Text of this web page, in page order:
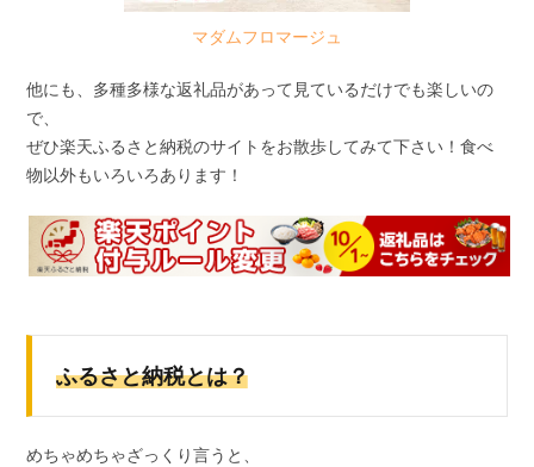
マダムフロマージュ
他にも、多種多様な返礼品があって見ているだけでも楽しいの
で、
ぜひ楽天ふるさと納税のサイトをお散歩してみて下さい！食べ
物以外もいろいろあります！
ふるさと納税とは？
めちゃめちゃざっくり言うと、